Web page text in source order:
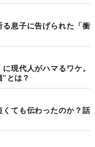
息子に告げられた「衝
現代人がハマるワケ。
とは？
ても伝わったのか？話